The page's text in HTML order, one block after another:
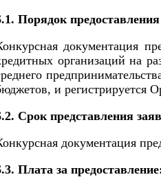
Порядок
документация
организаций на
и регистрируется
Срок представления
документация
Плата за